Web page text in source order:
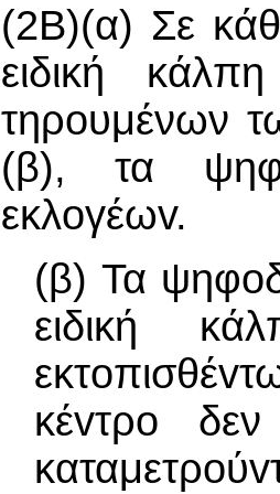
(2Β)(α) Σε
ειδική
τηρουμένων
(β), τα
εκλoγέωv.
(β) Τα
ειδική
κέvτρo δεν